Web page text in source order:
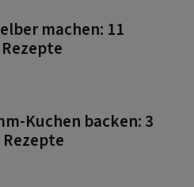
machen: 11
Kuchen backen: 3